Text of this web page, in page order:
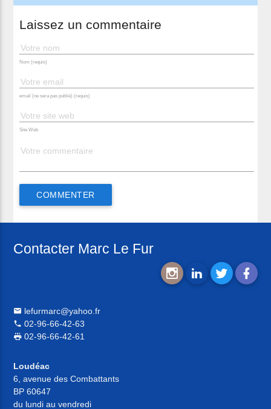
Laissez un commentaire
Nom (requis)
email (ne sera pas publié) (requis)
Site Web
Contacter Marc Le Fur
lefurmarc@yahoo.fr
02-96-66-42-63
02-96-66-42-61
Loudéac
6, avenue des Combattants
BP 60647
du lundi au vendredi